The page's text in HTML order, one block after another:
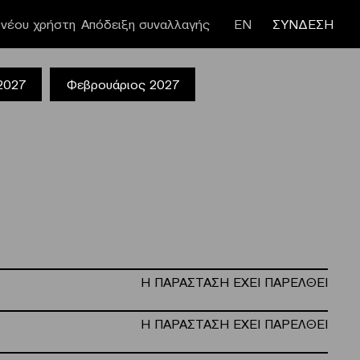
Απόδειξη συναλλαγής
χρήστη ΕΝ ΣΥΝΔΕΣΗ
Φεβρουάριος 2027
Η ΠΑΡΑΣΤΑΣΗ ΕΧΕΙ ΠΑΡΕΛΘΕΙ
Η ΠΑΡΑΣΤΑΣΗ ΕΧΕΙ ΠΑΡΕΛΘΕΙ